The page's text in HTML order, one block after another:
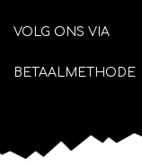
VOLG ONS VIA
BETAALMETHODE